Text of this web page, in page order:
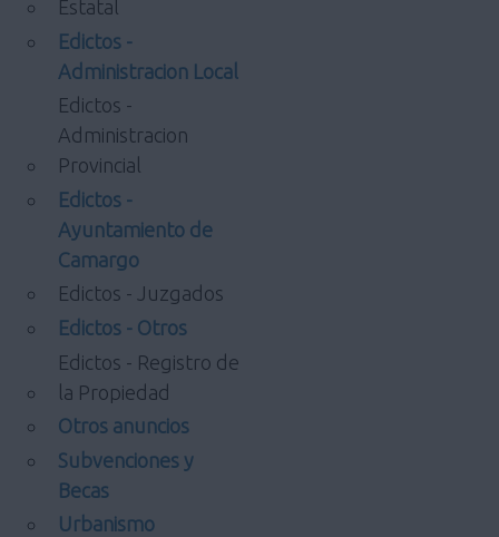
Estatal
Edictos -
Administracion Local
Edictos -
Administracion
Provincial
Edictos -
Ayuntamiento de
Camargo
Edictos - Juzgados
Edictos - Otros
Edictos - Registro de
la Propiedad
Otros anuncios
Subvenciones y
Becas
Urbanismo